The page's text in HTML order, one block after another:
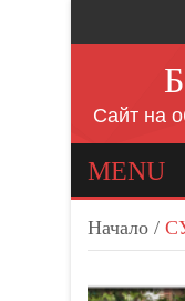
Сайт на
MENU
Начало /